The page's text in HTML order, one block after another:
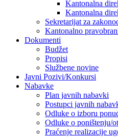
Kantonalna
Kantonalna
Sekretarijat za
Kantonalno
Dokumenti
Budžet
Propisi
Službene novine
Javni Pozivi/Konkursi
Nabavke
Plan javnih nabavki
Postupci javnih
Odluke o izboru
Odluke o poništenju/
Praćenje realizacije